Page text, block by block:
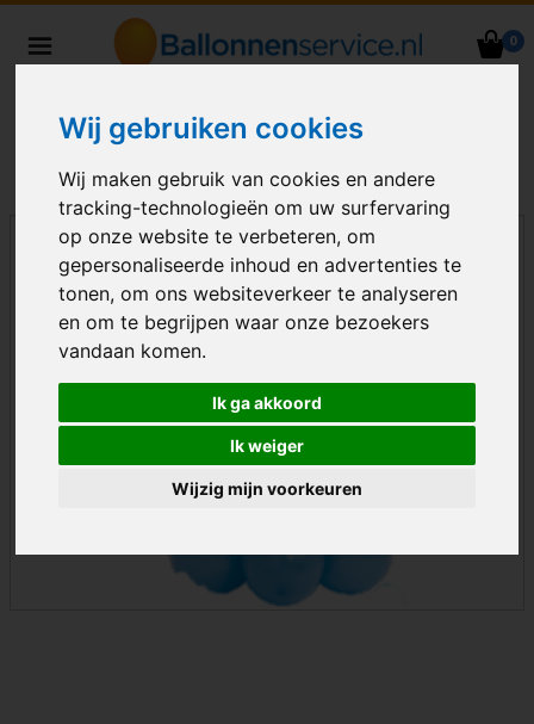
Wij gebruiken cookies
Wij maken gebruik van cookies en andere
tracking-technologieën om uw surfervaring
op onze website te verbeteren, om
gepersonaliseerde inhoud en advertenties te
tonen, om ons websiteverkeer te analyseren
en om te begrijpen waar onze bezoekers
vandaan komen.
Ik ga akkoord
Ik weiger
Wijzig mijn voorkeuren
0
Nederland